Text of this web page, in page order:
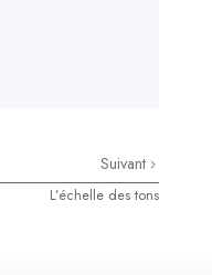
Suivant
L’échelle des tons